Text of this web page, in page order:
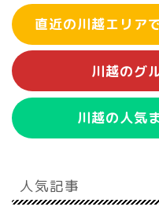
直近の川越エリア
川越のグ
川越の人気
人気記事